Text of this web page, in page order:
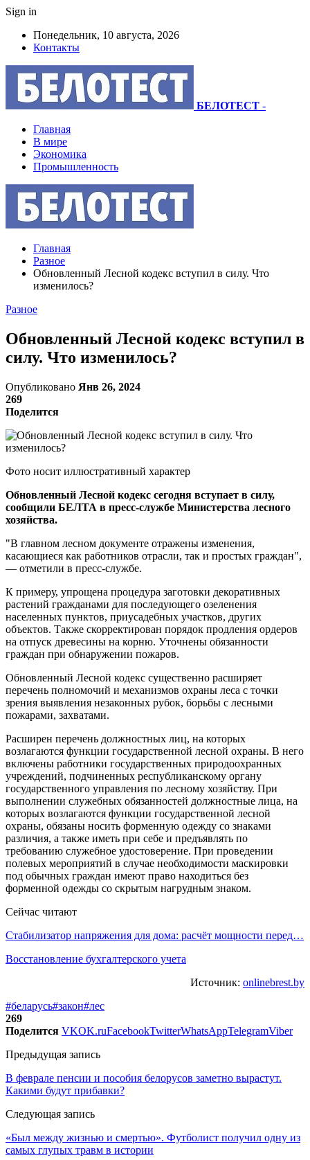
Sign in
Понедельник, 10 августа, 2026
Контакты
БЕЛОТЕСТ -
Главная
В мире
Экономика
Промышленность
Главная
Разное
Обновленный Лесной кодекс вступил в силу. Что
изменилось?
Разное
Обновленный Лесной кодекс вступил в
силу. Что изменилось?
Опубликовано Янв 26, 2024
269
Поделится
Фото носит иллюстративный характер
Обновленный Лесной кодекс сегодня вступает в силу,
сообщили БЕЛТА в пресс-службе Министерства лесного
хозяйства.
"В главном лесном документе отражены изменения,
касающиеся как работников отрасли, так и простых граждан",
— отметили в пресс-службе.
К примеру, упрощена процедура заготовки декоративных
растений гражданами для последующего озеленения
населенных пунктов, приусадебных участков, других
объектов. Также скорректирован порядок продления ордеров
на отпуск древесины на корню. Уточнены обязанности
граждан при обнаружении пожаров.
Обновленный Лесной кодекс существенно расширяет
перечень полномочий и механизмов охраны леса с точки
зрения выявления незаконных рубок, борьбы с лесными
пожарами, захватами.
Расширен перечень должностных лиц, на которых
возлагаются функции государственной лесной охраны. В него
включены работники государственных природоохранных
учреждений, подчиненных республиканскому органу
государственного управления по лесному хозяйству. При
выполнении служебных обязанностей должностные лица, на
которых возлагаются функции государственной лесной
охраны, обязаны носить форменную одежду со знаками
различия, а также иметь при себе и предъявлять по
требованию служебное удостоверение. При проведении
полевых мероприятий в случае необходимости маскировки
под обычных граждан имеют право находиться без
форменной одежды со скрытым нагрудным знаком.
Сейчас читают
Стабилизатор напряжения для дома: расчёт мощности перед…
Восстановление бухгалтерского учета
Источник: onlinebrest.by
#беларусь#закон#лес
269
Поделится VKOK.ruFacebookTwitterWhatsAppTelegramViber
Предыдущая запись
В феврале пенсии и пособия белорусов заметно вырастут.
Какими будут прибавки?
Следующая запись
«Был между жизнью и смертью». Футболист получил одну из
самых глупых травм в истории